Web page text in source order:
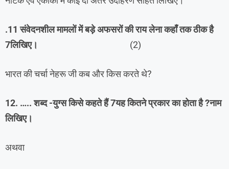
.11 संवेदनशील मामलों में बड़े अफसरों की राय लेना कहाँ तक ठीक है
7लिखिए।
(2)
भारत की चर्चा नेहरू जी कब और किस करते थे?
12. ….. शब्द -युग्स किसे कहते हैं 7यह कितने प्रकार का होता है ?नाम
लिखिए।
अथवा